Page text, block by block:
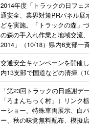
2014年度「トラックの日フェ
通安全、業界対策PRパネル展
どを実施。「トラックの森」
の森の手入れ作業と地域交流
2014」（10/18）県内6支部一
交通安全キャンペーンを開催
内13支部で国道などの清掃（
「第23回トラックの日感謝デ
「ろまんちっく村」）リンク
ーショー、特殊車両展示、白
ー、秋の味覚無料配布、模擬